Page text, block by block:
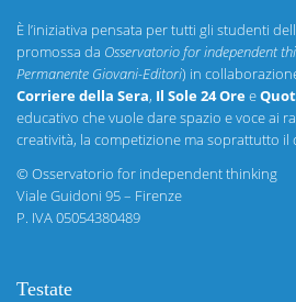
È l’iniziativa pensata per tutti gli studenti
promossa da Osservatorio for independent
Permanente Giovani-Editori) in
Corriere della Sera, Il Sole 24 Oree
educativo che vuole dare spazio e voce ai
creatività, la competizione ma soprattutto il
©Osservatorio for independent thinking
Viale Guidoni 95 – Firenze
P. IVA 05054380489
Testate